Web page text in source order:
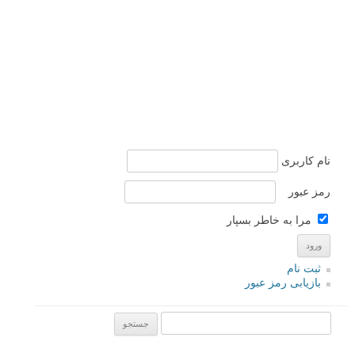
نام کاربری
رمز عبور
مرا به خاطر بسپار
ثبت نام
بازیابی رمز عبور